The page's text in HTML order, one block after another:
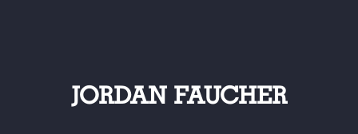
JORDAN FAUCHER